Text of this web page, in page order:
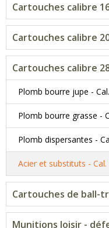
Cartouches calibre
Cartouches calibre
Cartouches calibre
Plomb bourre jupe -
Plomb bourre grasse -
Plomb dispersantes -
Acier et substituts - Cal.
Cartouches de ball-
Munitions loisir -